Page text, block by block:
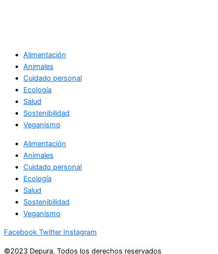
Alimentación
Animales
Cuidado personal
Ecología
Salud
Sostenibilidad
Veganismo
Alimentación
Animales
Cuidado personal
Ecología
Salud
Sostenibilidad
Veganismo
Facebook Twitter Instagram
©2023 Depura. Todos los derechos reservados